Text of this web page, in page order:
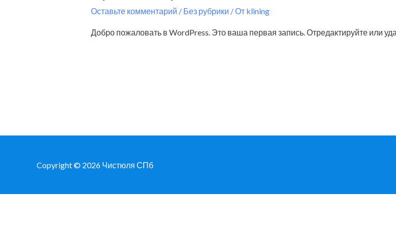
Оставьте комментарий / Без рубрики / От klining
Добро пожаловать в WordPress. Это ваша первая запись. Отредактируйте или
Copyright © 2026 Чистюля СПб